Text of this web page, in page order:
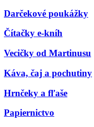
Darčekové poukážky
Čítačky e-kníh
Vecičky od Martinusu
Káva, čaj a pochutiny
Hrnčeky a fľaše
Papiernictvo